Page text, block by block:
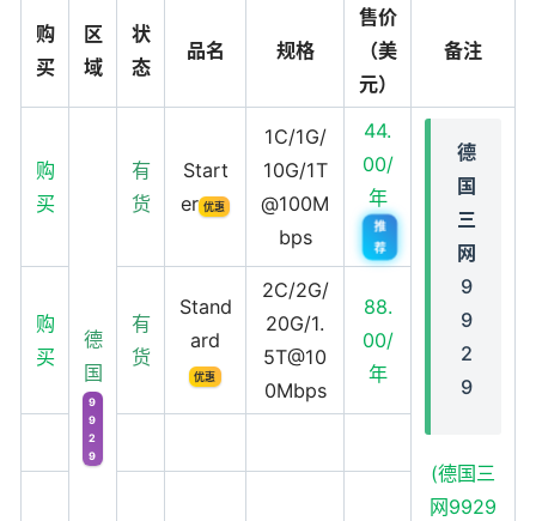
购
买
区
域
状
态
品名 规格
售价
（美
元）
备注
购
买
德
国
9
9
2
9
有
货
Start
er 优惠
1C/1G/
10G/1T
@100M
bps
44.
00/
年
推
荐
德
国
三
网
9
9
2
9
(德国三
网9929
购
买
有
货
Stand
ard
优惠
2C/2G/
20G/1.
5T@10
0Mbps
88.
00/
年